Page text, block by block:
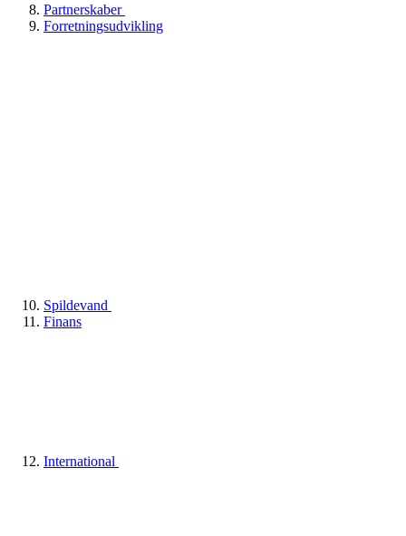
Partnerskaber
Forretningsudvikling
Spildevand
Finans
International